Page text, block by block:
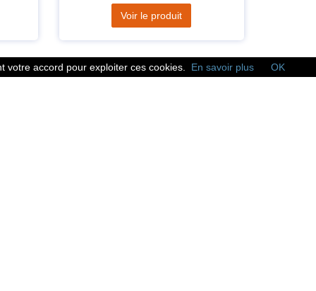
Voir le produit
accord pour exploiter ces cookies. En savoir plus OK